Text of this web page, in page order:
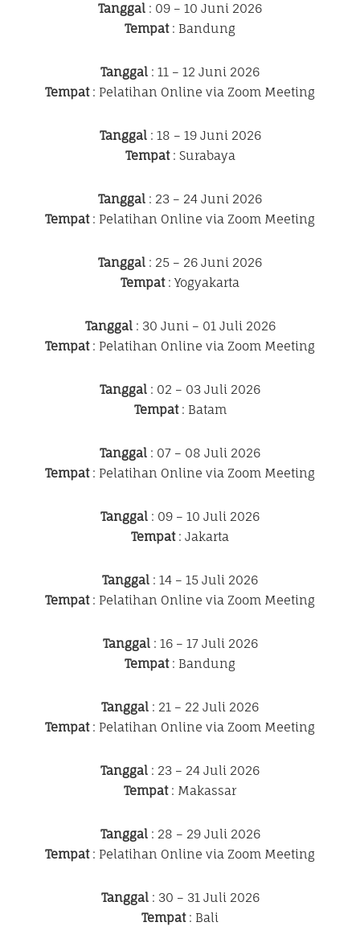
Tanggal : 09 – 10 Juni 2026
Tempat: Bandung
Tanggal : 11 – 12 Juni 2026
Tempat: Pelatihan Online via Zoom Meeting
Tanggal: 18 – 19 Juni 2026
Tempat: Surabaya
Tanggal : 23 – 24 Juni 2026
Tempat: Pelatihan Online via Zoom Meeting
Tanggal : 25 – 26 Juni 2026
Tempat: Yogyakarta
Tanggal: 30 Juni – 01 Juli 2026
Tempat: Pelatihan Online via Zoom Meeting
Tanggal : 02 – 03 Juli 2026
Tempat: Batam
Tanggal : 07 – 08 Juli 2026
Tempat: Pelatihan Online via Zoom Meeting
Tanggal : 09 – 10 Juli 2026
Tempat: Jakarta
Tanggal : 14 – 15 Juli 2026
Tempat: Pelatihan Online via Zoom Meeting
Tanggal: 16 – 17 Juli 2026
Tempat: Bandung
Tanggal : 21 – 22 Juli 2026
Tempat: Pelatihan Online via Zoom Meeting
Tanggal : 23 – 24 Juli 2026
Tempat: Makassar
Tanggal: 28 – 29 Juli 2026
Tempat: Pelatihan Online via Zoom Meeting
Tanggal: 30 – 31 Juli 2026
Tempat: Bali